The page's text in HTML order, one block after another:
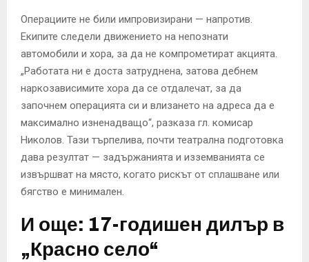
Операциите не били импровизирани — напротив.
Екипите следели движението на непознати
автомобили и хора, за да не компрометират акцията.
„Работата ни е доста затруднена, затова дебнем
наркозависимите хора да се отдалечат, за да
започнем операцията си и влизането на адреса да е
максимално изненадващо“, разказа гл. комисар
Николов. Тази търпелива, почти театрална подготовка
дава резултат — задържанията и изземванията се
извършват на място, когато рискът от сплашване или
бягство е минимален.
И още: 17-годишен дилър в
„Красно село“